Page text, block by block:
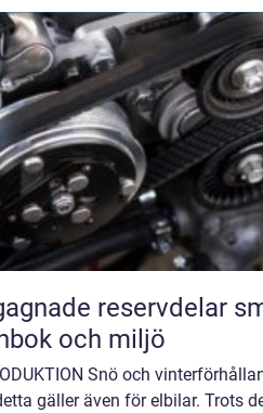
reservdelar smartare bilägande för
och miljö
Snö och
gäller även för elbilar. Trots